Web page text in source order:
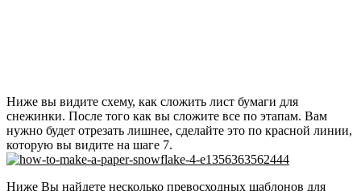
Ниже вы видите схему, как сложить лист бумаги для
снежинки. После того как вы сложите все по этапам. Вам
нужно будет отрезать лишнее, сделайте это по красной линии,
которую вы видите на шаге 7.
Ниже Вы найдете несколько превосходных шаблонов для